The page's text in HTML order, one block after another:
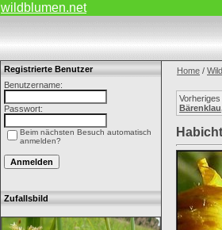
wildblumen.net
Registrierte Benutzer
Benutzername:
Passwort:
Beim nächsten Besuch automatisch
anmelden?
Zufallsbild
Home /
Vorheriges